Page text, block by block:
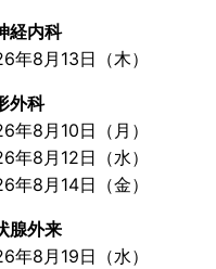
経内科
年8月13日（木）
外科
年8月10日（月）
年8月12日（水）
年8月14日（金）
腺外来
年8月19日（水）